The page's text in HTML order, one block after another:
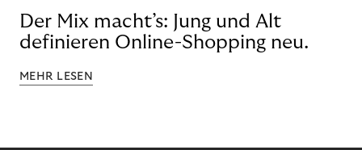
Der Mix macht’s: Jung und Alt
definieren Online-Shopping neu.
MEHR LESEN